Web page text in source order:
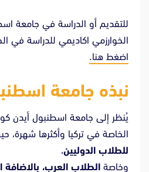
للتقديم أو الدراسة في جامعة
الخوارزمي اكاديمي للدراسة في
اضغط هنا.
نبذه جامعة
يُنظر إلى جامعة اسطنبول أيدن
الخاصة في تركيا وأكثرها
للطلاب الدوليين،
وخاصة الطلاب العرب، بالاضافة